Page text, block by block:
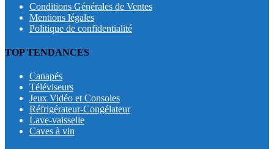
Conditions Générales de Ventes
Mentions légales
Politique de confidentialité
TOP TENDANCES
Canapés
Téléviseurs
Jeux Vidéo et Consoles
Réfrigérateur-Congélateur
Lave-vaisselle
Caves à vin